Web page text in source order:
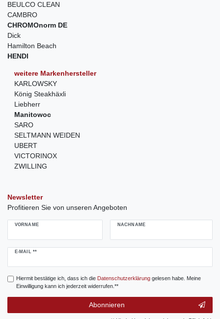
BEULCO CLEAN
CAMBRO
CHROMOnorm DE
Dick
Hamilton Beach
HENDI
weitere Markenhersteller
KARLOWSKY
König Steakhäxli
Liebherr
Manitowoc
SARO
SELTMANN WEIDEN
UBERT
VICTORINOX
ZWILLING
Newsletter
Profitieren Sie von unseren Angeboten
VORNAME NACHNAME
E-MAIL **
Newsletter
Hiermit bestätige ich, dass ich die Daten­schutz­erklärunggelesen habe. Meine
Einwilligung kann ich jederzeit widerrufen.**
Abonnieren